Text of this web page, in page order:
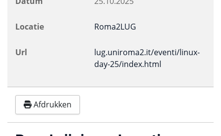
Locatie Roma2LUG
Url
lug.uniroma2.it/eventi/linux-
day-25/index.html
Afdrukken